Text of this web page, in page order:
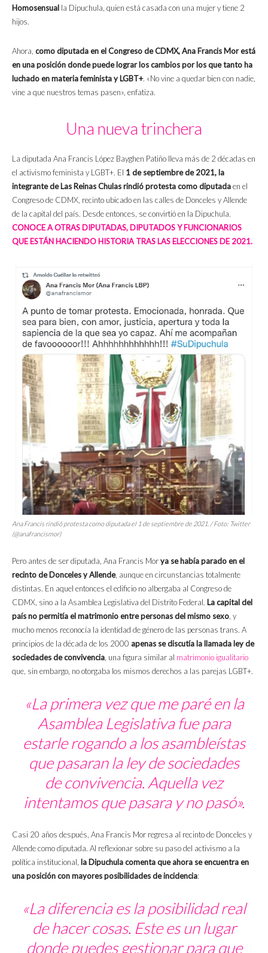
Homosensual la Dipuchula, quien está casada con una mujer y tiene 2
hijos.
Ahora, como diputada en el Congreso de CDMX, Ana Francis Mor está
en una posición donde puede lograr los cambios por los que tanto ha
luchado en materia feminista y LGBT+. «No vine a quedar bien con nadie,
vine a que nuestros temas pasen», enfatiza.
Una nueva trinchera
La diputada Ana Francis López Bayghen Patiño lleva más de 2 décadas en
el activismo feminista y LGBT+. El 1 de septiembre de 2021, la
integrante de Las Reinas Chulas rindió protesta como diputadaen el
Congreso de CDMX, recinto ubicado en las calles de Donceles y Allende
de la capital del país. Desde entonces, se convirtió en la Dipuchula.
CONOCE A OTRAS DIPUTADAS, DIPUTADOS Y FUNCIONARIOS
QUE ESTÁN HACIENDO HISTORIA TRAS LAS ELECCIONES DE 2021.
Ana Francis rindió protesta como diputada el 1 de septiembre de 2021. / Foto: Twitter
(@anafrancismor)
Pero antes de ser diputada, Ana Francis Morya se había parado en el
recinto de Donceles y Allende, aunque en circunstancias totalmente
distintas. En aquel entonces el edificio no albergaba al Congreso de
CDMX, sino a la Asamblea Legislativa del Distrito Federal. La capital del
país no permitía el matrimonio entre personas del mismo sexo , y
mucho menos reconocía la identidad de género de las personas trans. A
principios de la década de los 2000 apenas se discutía la llamada ley de
sociedades de convivencia , una figura similar al matrimonio igualitario
que, sin embargo, no otorgaba los mismos derechos a las parejas LGBT+.
«La primera vez que me paré en la
Asamblea Legislativa fue para
estarle rogando a los asambleístas
que pasaran la ley de sociedades
de convivencia. Aquella vez
intentamos que pasara y no pasó».
Casi 20 años después, Ana Francis Mor regresa al recinto de Donceles y
Allende como diputada. Al reflexionar sobre su paso del activismo a la
política institucional, la Dipuchula comenta que ahora se encuentra en
una posición con mayores posibilidades de incidencia:
«La diferencia es la posibilidad real
de hacer cosas. Este es un lugar
donde puedes gestionar para que